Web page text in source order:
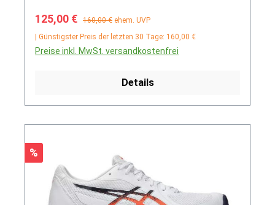
Verkaufspreis:
125,00 € Regulärer Preis:
160,00 € ehem. UVP
| Günstigster Preis der letzten 30 Tage: 160,00 €
Preise inkl. MwSt. versandkostenfrei
Details
Rabatt
%